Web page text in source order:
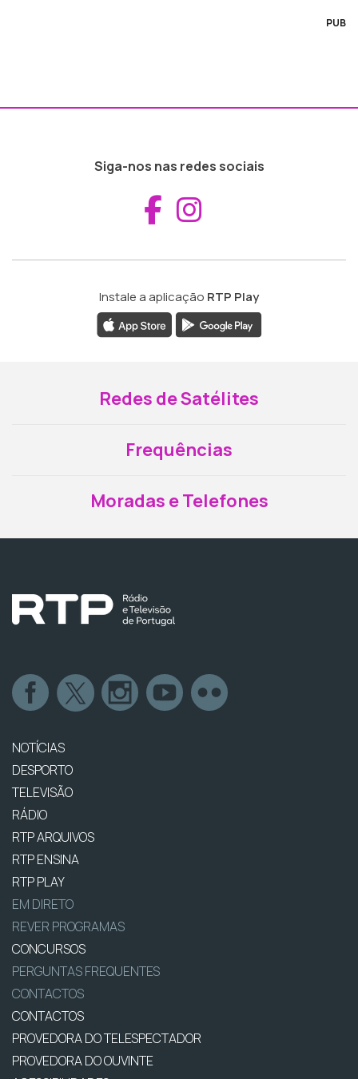
PUB
Siga-nos nas redes sociais
Aceder ao
Instale a aplicação RTP Play
Redes de Satélites
Frequências
Moradas e Telefones
NOTÍCIAS
DESPORTO
TELEVISÃO
RÁDIO
RTP ARQUIVOS
RTP ENSINA
RTP PLAY
EM DIRETO
REVER PROGRAMAS
CONCURSOS
PERGUNTAS FREQUENTES
CONTACTOS
CONTACTOS
PROVEDORA DO TELESPECTADOR
PROVEDORA DO OUVINTE